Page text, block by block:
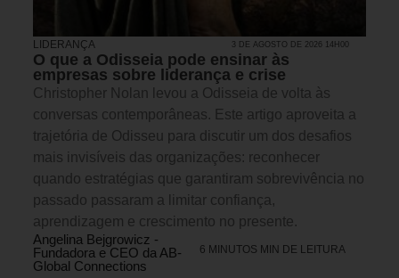
LIDERANÇA 3 DE AGOSTO DE 2026 14H00
O que a Odisseia pode ensinar às
empresas sobre liderança e crise
Christopher Nolan levou a Odisseia de volta às
conversas contemporâneas. Este artigo aproveita a
trajetória de Odisseu para discutir um dos desafios
mais invisíveis das organizações: reconhecer
quando estratégias que garantiram sobrevivência no
passado passaram a limitar confiança,
aprendizagem e crescimento no presente.
Angelina Bejgrowicz -
Fundadora e CEO da AB-
Global Connections
6 MINUTOS MIN DE LEITURA